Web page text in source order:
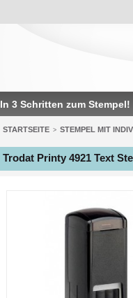
In 3 Schritten zum Stempel!
STARTSEITE > STEMPEL MIT
Trodat Printy 4921 Text